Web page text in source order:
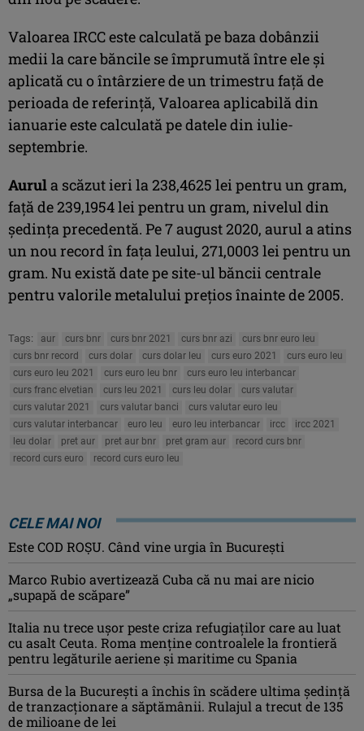
Valoarea IRCC este calculată pe baza dobânzii
medii la care băncile se împrumută între ele și
aplicată cu o întârziere de un trimestru față de
perioada de referință, Valoarea aplicabilă din
ianuarie este calculată pe datele din iulie-
septembrie.
Aurula scăzut ieri la 238,4625 lei pentru un gram,
faţă de 239,1954 lei pentru un gram, nivelul din
şedinţa precedentă. Pe 7 august 2020, aurul a atins
un nou record în faţa leului, 271,0003 lei pentru un
gram. Nu există date pe site-ul băncii centrale
pentru valorile metalului preţios înainte de 2005.
Tags: aur curs bnr curs bnr 2021 curs bnr azi
curs bnr euro leu
curs bnr record
curs dolar curs dolar leu curs euro 2021
curs euro leu
curs euro leu 2021
curs euro leu bnr
curs euro leu interbancar
curs franc elvetian
curs leu 2021 curs leu dolar
curs valutar
curs valutar 2021
curs valutar banci
curs valutar euro leu
curs valutar interbancar
euro leu euro leu interbancar ircc
ircc 2021
leu dolar
pret aur pret aur bnr pret gram aur
record curs bnr
record curs euro
record curs euro leu
CELE MAI NOI
Este COD ROŞU. Când vine urgia în Bucureşti
Marco Rubio avertizează Cuba că nu mai are nicio
„supapă de scăpare”
Italia nu trece ușor peste criza refugiaților care au luat
cu asalt Ceuta. Roma menține controalele la frontieră
pentru legăturile aeriene și maritime cu Spania
Bursa de la București a închis în scădere ultima ședință
de tranzacționare a săptămânii. Rulajul a trecut de 135
de milioane de lei